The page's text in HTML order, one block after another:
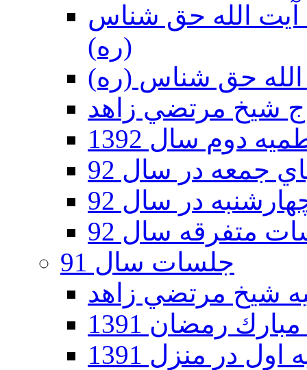
92 - حسينيه آيت الله حق شناس
(ره)
دوم سال 1392
جمعه در سال 92
در سال 92
متفرقه سال 92
جلسات سال 91
رمضان 1391
در منزل 1391